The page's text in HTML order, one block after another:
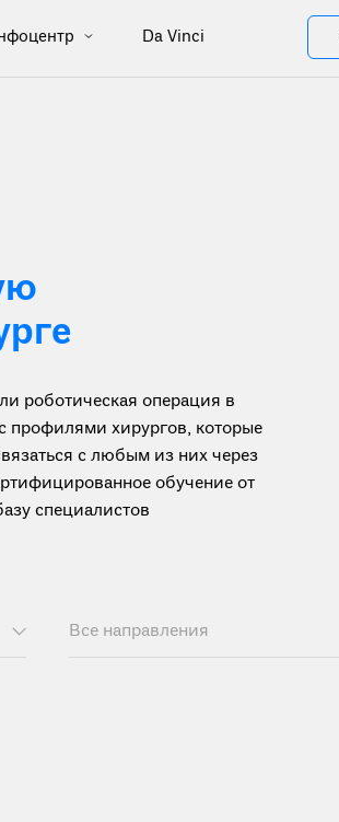
Da Vinci
роботическая операция в
профилями хирургов, которые
с любым из них через
обучение от
специалистов
Все направления